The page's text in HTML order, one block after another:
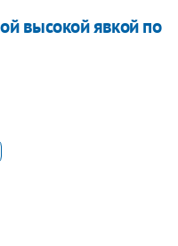
высокой явкой по